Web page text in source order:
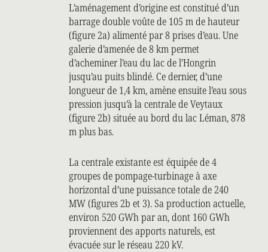
L’aménagement d’origine est constitué d’un
barrage double voûte de 105 m de hauteur
(figure 2a) alimenté par 8 prises d’eau. Une
galerie d’amenée de 8 km permet
d’acheminer l’eau du lac de l’Hongrin
jusqu’au puits blindé. Ce dernier, d’une
longueur de 1,4 km, amène ensuite l’eau sous
pression jusqu’à la centrale de Veytaux
(figure 2b) située au bord du lac Léman, 878
m plus bas.
La centrale existante est équipée de 4
groupes de pompage-turbinage à axe
horizontal d’une puissance totale de 240
MW (figures 2b et 3). Sa production actuelle,
environ 520 GWh par an, dont 160 GWh
proviennent des apports naturels, est
évacuée sur le réseau 220 kV.